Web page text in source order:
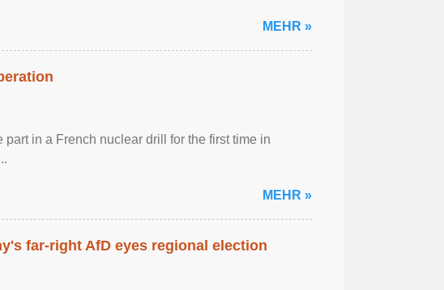
MEHR »
in a French nuclear drill for the first time in
MEHR »
far-right AfD eyes regional election